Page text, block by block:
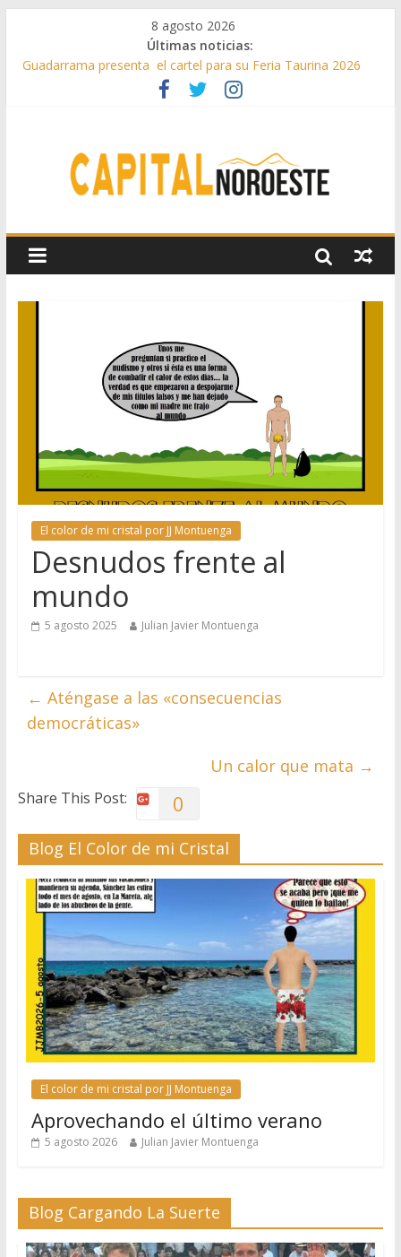
8 agosto 2026
Últimas noticias:
Guadarrama presenta el cartel para su Feria Taurina 2026
Hey Kid e Inazio en ‘La Gran Noche del Indie’ de las fiestas
Boadilla destinó más de 11 millones de euros a ayudas y
beneficios fiscales en 2025
El color de mi cristal por JJ Montuenga
Desnudos frente al
mundo
5 agosto 2025 Julian Javier Montuenga
← Aténgase a las «consecuencias
democráticas»
Un calor que mata →
Share This Post: 0
Blog El Color de mi Cristal
El color de mi cristal por JJ Montuenga
Aprovechando el último verano
5 agosto 2026 Julian Javier Montuenga
Blog Cargando La Suerte